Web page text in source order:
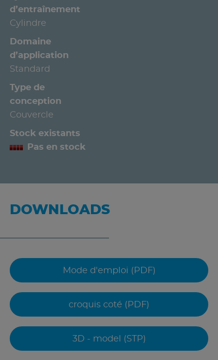
d’entraînement
Cylindre
Domaine
d’application
Standard
Type de
conception
Couvercle
Stock existants
Pas en stock
DOWNLOADS
Mode d'emploi (PDF)
croquis coté (PDF)
3D - model (STP)